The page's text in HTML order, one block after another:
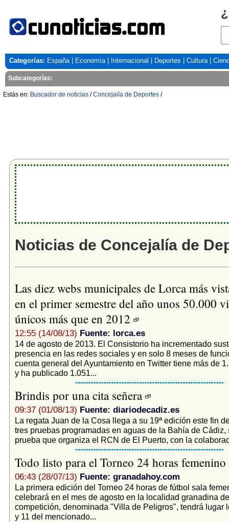
Categorías: España| Economía| Internacional Deportes Cultura|
Subcategorías:
Estás en: Buscador de noticias /Concejalía de Deportes /
Noticias de Concejalía de
Las diez webs municipales de Lorca más
en el primer semestre del año unos 50.000
únicos más que en 2012
12:55 (14/08/13) Fuente: lorca.es
14 de agosto de 2013. El Consistorio ha incrementado
presencia en las redes sociales y en solo 8 meses de
cuenta general del Ayuntamiento en Twitter tiene más de
y ha publicado 1.051...
Brindis por una cita señera
09:37 (01/08/13) Fuente: diariodecadiz.es
La regata Juan de la Cosa llega a su 19ª edición este fin
tres pruebas programadas en aguas de la Bahía de Cádiz,
prueba que organiza el RCN de El Puerto, con la
Todo listo para el Torneo 24 horas femenino
06:43 (28/07/13) Fuente: granadahoy.com
La primera edición del Torneo 24 horas de fútbol sala
celebrará en el mes de agosto en la localidad granadina
competición, denominada "Villa de Peligros", tendrá lugar
y 11 del mencionado...